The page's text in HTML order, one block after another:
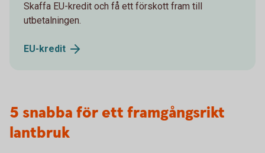
Skaffa EU-kredit och få ett förskott fram till
utbetalningen.
EU-kredit
5 snabba för ett framgångsrikt
lantbruk